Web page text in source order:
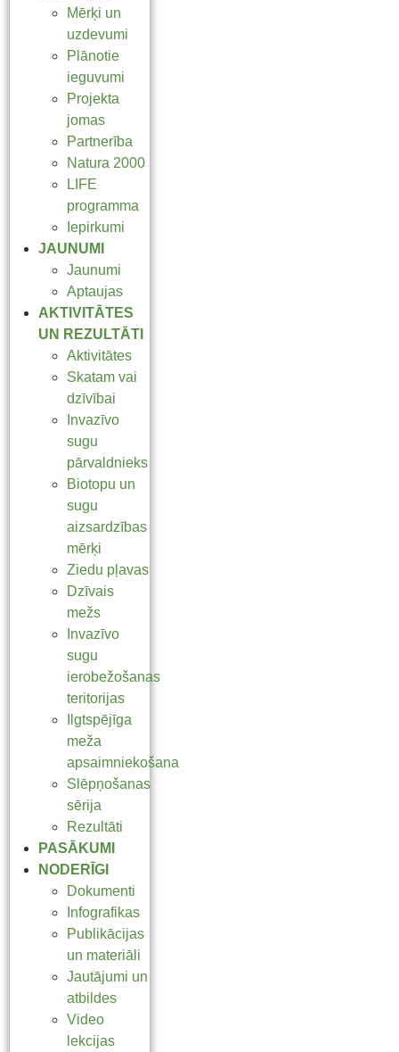
Mērķi un
uzdevumi
Plānotie
ieguvumi
Projekta
jomas
Partnerība
Natura 2000
LIFE
programma
Iepirkumi
JAUNUMI
Jaunumi
Aptaujas
AKTIVITĀTES
UN REZULTĀTI
Aktivitātes
Skatam vai
dzīvībai
Invazīvo
sugu
pārvaldnieks
Biotopu un
sugu
aizsardzības
mērķi
Ziedu pļavas
Dzīvais
mežs
Invazīvo
sugu
ierobežošanas
teritorijas
Ilgtspējīga
meža
apsaimniekošana
Slēpņošanas
sērija
Rezultāti
PASĀKUMI
NODERĪGI
Dokumenti
Infografikas
Publikācijas
un materiāli
Jautājumi un
atbildes
Video
lekcijas